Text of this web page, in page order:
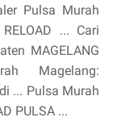
Pulsa Murah
... Cari
MAGELANG
Magelang:
... Pulsa Murah
PULSA ...